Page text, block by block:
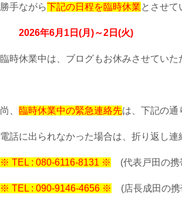
勝手ながら下記の日程を臨時休業とさせて
2026年6月1日(月)～2日(火)
臨時休業中は、ブログもお休みさせていた
尚、 臨時休業中の緊急連絡先は、下記の通
電話に出られなかった場合は、折り返し連
※ TEL : 080-6116-8131 ※ (代表戸田の携
※ TEL : 090-9146-4656 ※ (店長成田の携